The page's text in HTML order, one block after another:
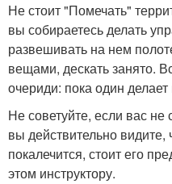
Не стоит "Помечать"
вы собираетесь делать
развешивать на нем
вещами, дескать занято.
очериди: пока один
Не советуйте, если вас
вы действительно видите,
покалечится, стоит его
этом инструктору.